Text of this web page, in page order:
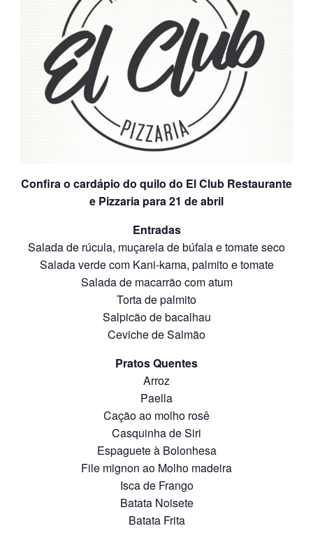
Confira o cardápio do quilo do El Club Restaurante
e Pizzaria para 21 de abril
Entradas
Salada de rúcula, muçarela de búfala e tomate seco
Salada verde com Kani-kama, palmito e tomate
Salada de macarrão com atum
Torta de palmito
Salpicão de bacalhau
Ceviche de Salmão
Pratos Quentes
Arroz
Paella
Cação ao molho rosê
Casquinha de Siri
Espaguete à Bolonhesa
File mignon ao Molho madeira
Isca de Frango
Batata Noisete
Batata Frita